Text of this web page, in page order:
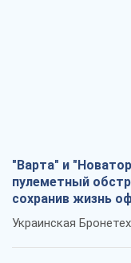
"Варта" и
пулеметный
сохранив жизнь
Украинская